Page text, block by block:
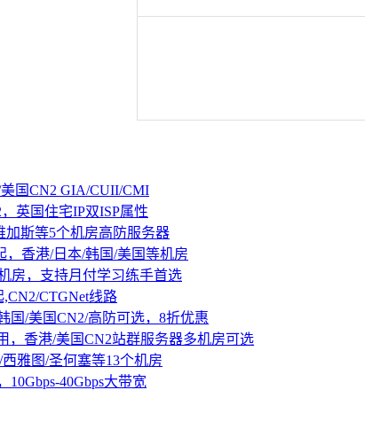
国CN2 GIA/CUII/CMI
英国住宅IP双ISP属性
加斯等5个机房高防服务器
，香港/日本/韩国/美国等机房
房，支持月付学习练手首选
CTGNet线路
国/美国CN2/高防可选，8折优惠
，香港/美国CN2站群服务器多机房可选
雅图/圣何塞等13个机房
10Gbps-40Gbps大带宽